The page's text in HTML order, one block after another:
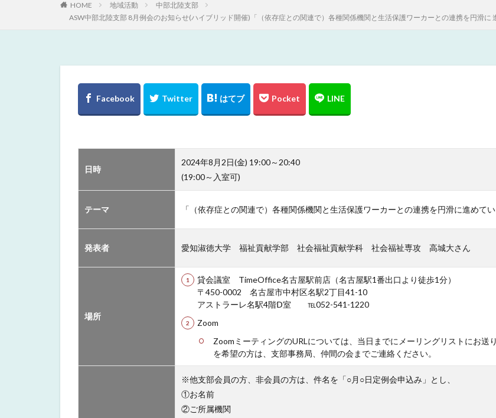
HOME 地域活動
中部北陸支部
ASW中部北陸支部 8月例会のお知らせ(ハイブリッド開催)「（依存症との関連で）各種関係機関と生活保護ワーカーとの連携を円滑に
日時
2024年8月2日(金) 19:00～20:40
(19:00～入室可)
テーマ 「（依存症との関連で）各種関係機関と生活保護ワーカーとの連携を円滑に進めてい
発表者 愛知淑徳大学 福祉貢献学部 社会福祉貢献学科 社会福祉専攻 高城大さん
場所
貸会議室 TimeOffice名古屋駅前店（名古屋駅1番出口より徒歩1分）
〒450-0002 名古屋市中村区名駅2丁目41-10
アストラーレ名駅4階Ⅾ室 ℡052-541-1220
Zoom
ZoomミーティングのURLについては、当日までにメーリングリストにお
を希望の方は、支部事務局、仲間の会までご連絡ください。
※他支部会員の方、非会員の方は、件名を「○月○日定例会申込み」とし、
①お名前
②ご所属機関